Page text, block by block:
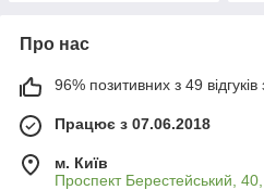
Про нас
96% позитивних з 49 відгуків
Працює з 07.06.2018
м. Київ
Проспект Берестейський, 40,